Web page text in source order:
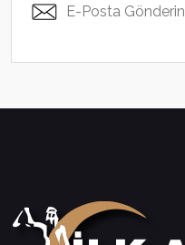
E-Posta Gönderin